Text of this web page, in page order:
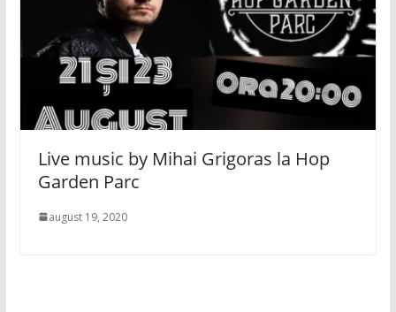
Live music by Mihai Grigoras la Hop
Garden Parc
august 19, 2020